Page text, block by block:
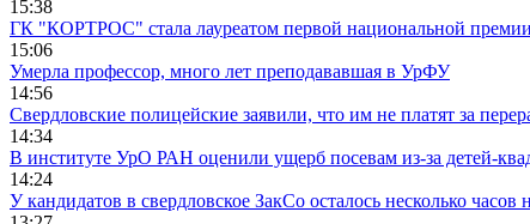
15:38
ГК "КОРТРОС" стала лауреатом первой национальной премии
15:06
Умерла профессор, много лет преподававшая в УрФУ
14:56
Свердловские полицейские заявили, что им не платят за
14:34
В институте УрО РАН оценили ущерб посевам из-за детей-
14:24
У кандидатов в свердловское ЗакСо осталось несколько